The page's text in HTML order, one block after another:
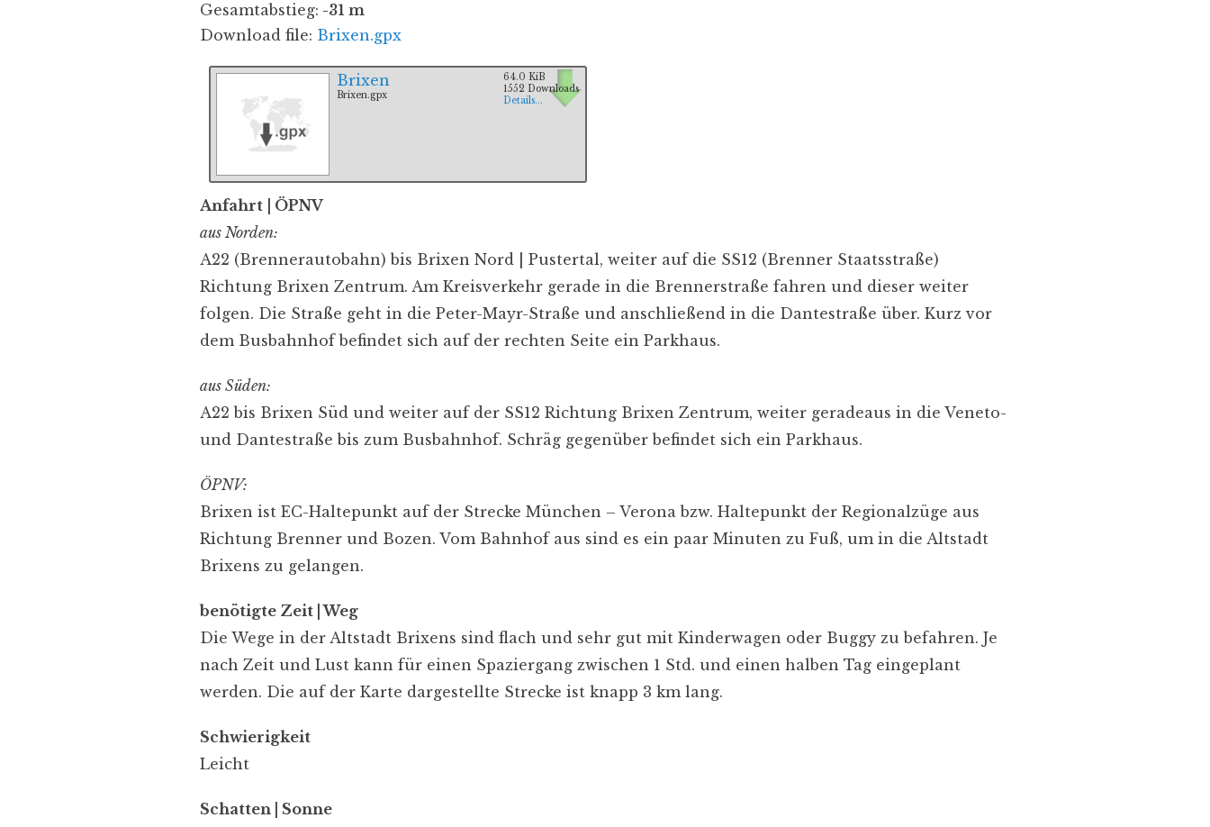
Gesamtabstieg: -31 m
Download file: Brixen.gpx
Brixen
Brixen.gpx
64.0 KiB
1552 Downloads
Details...
Anfahrt
| ÖPNV
aus Norden:
A22 (Brennerautobahn) bis Brixen Nord | Pustertal, weiter auf die SS12 (Brenner Staatsstraße)
Richtung Brixen Zentrum. Am Kreisverkehr gerade in die Brennerstraße fahren und dieser weiter
folgen. Die Straße geht in die Peter-Mayr-Straße und anschließend in die Dantestraße über. Kurz vor
dem Busbahnhof befindet sich auf der rechten Seite ein Parkhaus.
aus Süden:
A22 bis Brixen Süd und weiter auf der SS12 Richtung Brixen Zentrum, weiter geradeaus in die Veneto-
und Dantestraße bis zum Busbahnhof. Schräg gegenüber befindet sich ein Parkhaus.
ÖPNV:
Brixen ist EC-Haltepunkt auf der Strecke München – Verona bzw. Haltepunkt der Regionalzüge aus
Richtung Brenner und Bozen. Vom Bahnhof aus sind es ein paar Minuten zu Fuß, um in die Altstadt
Brixens zu gelangen.
benötigte Zeit | Weg
Die Wege in der Altstadt Brixens sind flach und sehr gut mit Kinderwagen oder Buggy zu befahren. Je
nach Zeit und Lust kann für einen Spaziergang zwischen 1 Std. und einen halben Tag eingeplant
werden. Die auf der Karte dargestellte Strecke ist knapp 3 km lang.
Schwierigkeit
Leicht
Schatten | Sonne